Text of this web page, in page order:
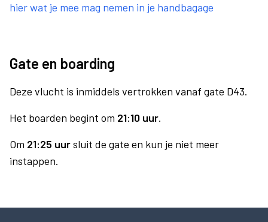
hier wat je mee mag nemen in je handbagage
Gate en boarding
Deze vlucht is inmiddels vertrokken vanaf gate D43.
Het boarden begint om 21:10 uur.
Om 21:25 uursluit de gate en kun je niet meer
instappen.